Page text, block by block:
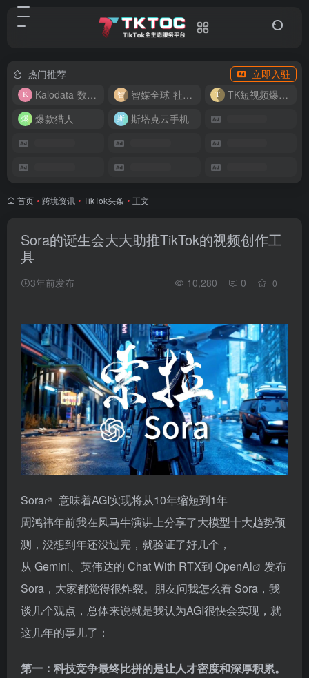
热门推荐
立即入驻
Kalodata-数据分析平台
智媒全球-社媒管理平台
TK短视频爆款复刻
爆款猎人
斯塔克云手机
首页 • 跨境资讯 • TikTok头条 • 正文
Sora的诞生会大大助推TikTok的视频创作工
具
3年前发布 10,280 0 0
Sora
意味着AGI实现将从10年缩短到1年
周鸿祎年前我在风马牛演讲上分享了大模型十大趋势预
测，没想到年还没过完，就验证了好几个，
从 Gemini、英伟达的 Chat With RTX到 OpenAl
发布
Sora，大家都觉得很炸裂。朋友问我怎么看 Sora，我
谈几个观点，总体来说就是我认为AGI很快会实现，就
这几年的事儿了：
第一：科技竞争最终比拼的是让人才密度和深厚积累。